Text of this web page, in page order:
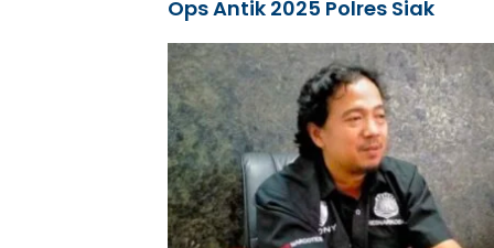
Ops Antik 2025 Polres Siak